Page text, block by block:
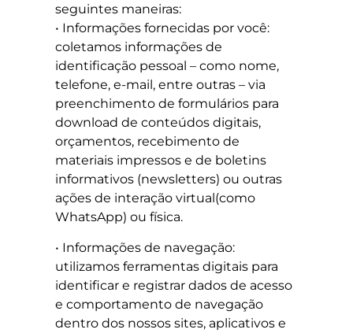
seguintes maneiras:
• Informações fornecidas por você:
coletamos informações de
identificação pessoal – como nome,
telefone, e-mail, entre outras – via
preenchimento de formulários para
download de conteúdos digitais,
orçamentos, recebimento de
materiais impressos e de boletins
informativos (newsletters) ou outras
ações de interação virtual(como
WhatsApp) ou física.
• Informações de navegação:
utilizamos ferramentas digitais para
identificar e registrar dados de acesso
e comportamento de navegação
dentro dos nossos sites, aplicativos e